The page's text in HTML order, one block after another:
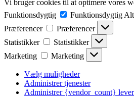
Vi bruger cookies til at optimere vores
Funktionsdygtig
Funktionsdygtig
Præferencer
Præferencer
Statistikker
Statistikker
Marketing
Marketing
Vælg muligheder
Administrer tjenester
Administrer {vendor_count}